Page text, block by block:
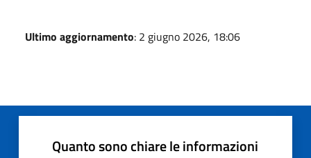
Ultimo aggiornamento: 2 giugno 2026, 18:06
Quanto sono chiare le informazioni